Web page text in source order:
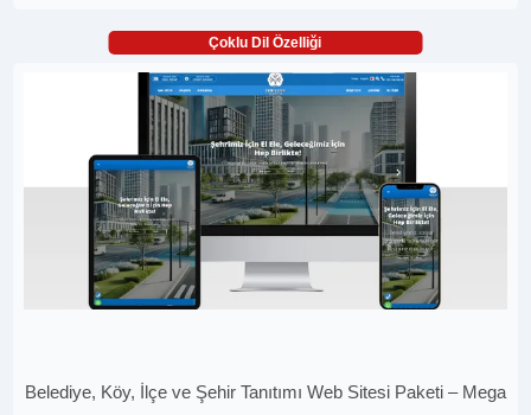
Çoklu Dil Özelliği
Belediye, Köy, İlçe ve Şehir Tanıtımı Web Sitesi Paketi – Mega